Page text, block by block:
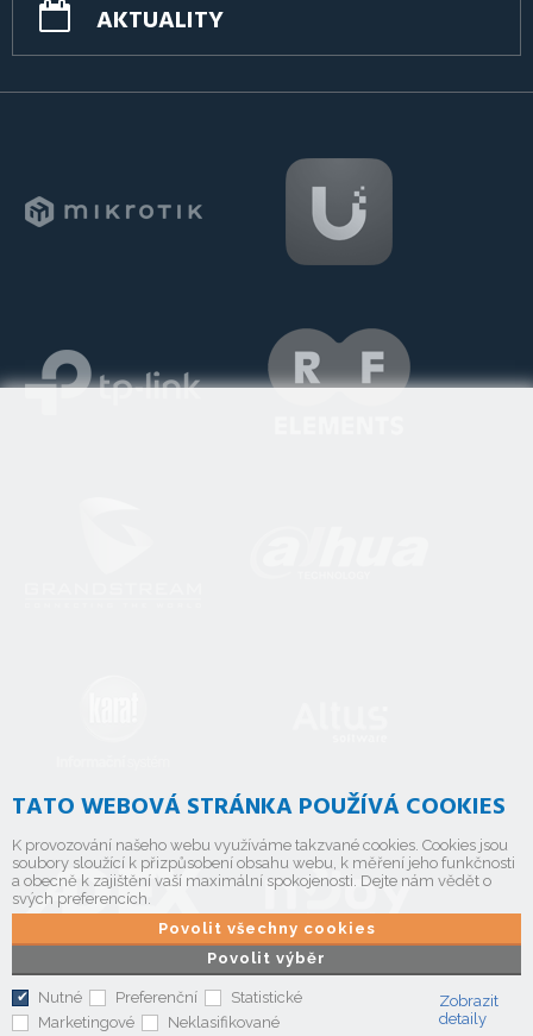
AKTUALITY
TATO WEBOVÁ STRÁNKA POUŽÍVÁ COOKIES
K provozování našeho webu využíváme takzvané cookies. Cookies jsou
soubory sloužící k přizpůsobení obsahu webu, k měření jeho funkčnosti
a obecně k zajištění vaší maximální spokojenosti. Dejte nám vědět o
svých preferencích.
Povolit výběr
Povolit všechny cookies
Nutné Preferenční
Statistické
Marketingové
Neklasifikované
Zobrazit
detaily